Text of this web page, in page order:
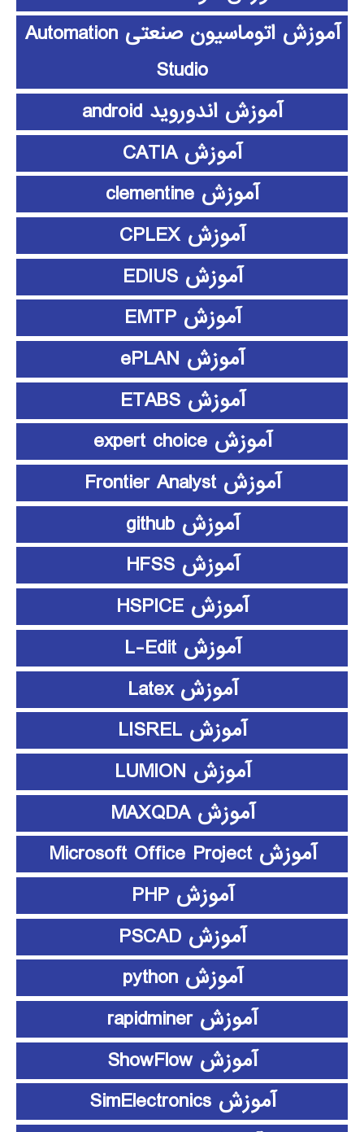
آموزش اتوماسیون صنعتی Automation
Studio
آموزش اندوروید android
آموزش CATIA
آموزش clementine
آموزش CPLEX
آموزش EDIUS
آموزش EMTP
آموزش ePLAN
آموزش ETABS
آموزش expert choice
آموزش Frontier Analyst
آموزش github
آموزش HFSS
آموزش HSPICE
آموزش L-Edit
آموزش Latex
آموزش LISREL
آموزش LUMION
آموزش MAXQDA
آموزش Microsoft Office Project
آموزش PHP
آموزش PSCAD
آموزش python
آموزش rapidminer
آموزش ShowFlow
آموزش SimElectronics